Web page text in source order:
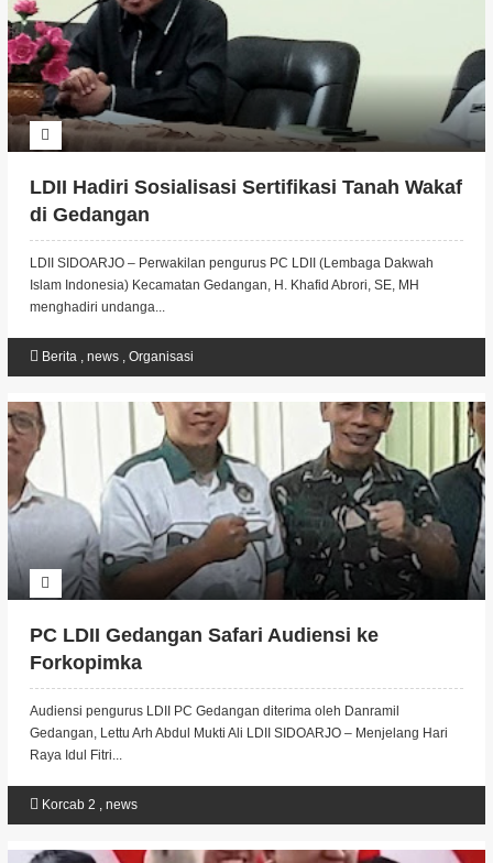
LDII Hadiri Sosialisasi Sertifikasi Tanah Wakaf
di Gedangan
LDII SIDOARJO – Perwakilan pengurus PC LDII (Lembaga Dakwah
Islam Indonesia) Kecamatan Gedangan, H. Khafid Abrori, SE, MH
menghadiri undanga...
Berita , news , Organisasi
PC LDII Gedangan Safari Audiensi ke
Forkopimka
Audiensi pengurus LDII PC Gedangan diterima oleh Danramil
Gedangan, Lettu Arh Abdul Mukti Ali LDII SIDOARJO – Menjelang Hari
Raya Idul Fitri...
Korcab 2 , news